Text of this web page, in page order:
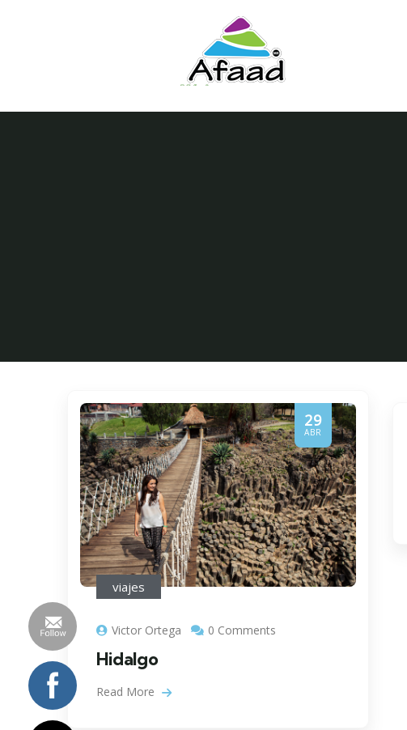
29
ABR
viajes
Victor Ortega 0 Comments
Hidalgo
Read More